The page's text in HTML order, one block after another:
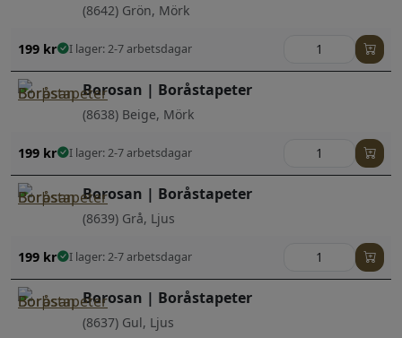
(8642) Grön, Mörk
199 kr I lager: 2-7 arbetsdagar
Borosan | Boråstapeter
(8638) Beige, Mörk
199 kr I lager: 2-7 arbetsdagar
Borosan | Boråstapeter
(8639) Grå, Ljus
199 kr I lager: 2-7 arbetsdagar
Borosan | Boråstapeter
(8637) Gul, Ljus